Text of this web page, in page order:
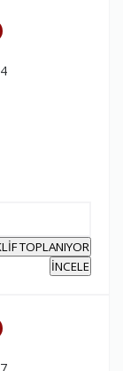
TOPLANIYOR
İNCELE